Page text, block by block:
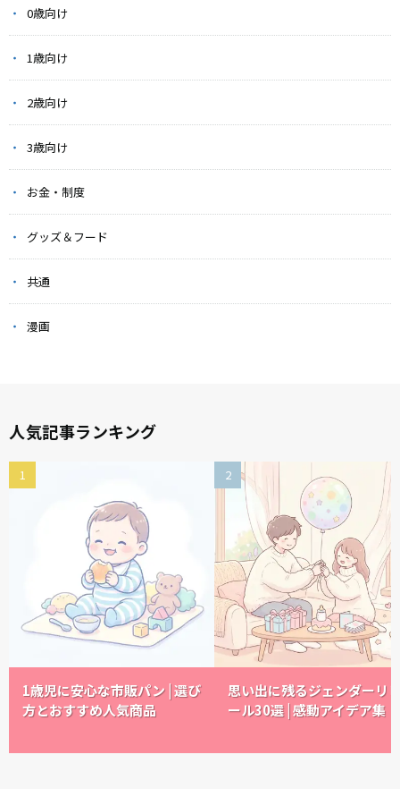
0歳向け
1歳向け
2歳向け
3歳向け
お金・制度
グッズ＆フード
共通
漫画
人気記事ランキング
1歳児に安心な市販パン | 選び
方とおすすめ人気商品
思い出に残るジェンダーリ
ール30選 | 感動アイデア集